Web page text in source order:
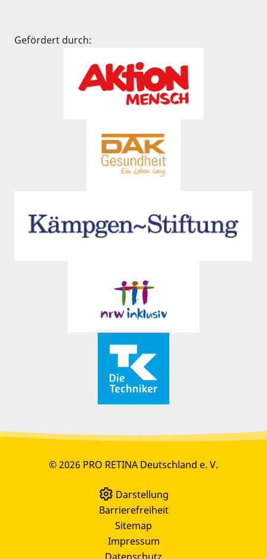
Gefördert durch:
© 2026 PRO RETINA Deutschland e. V.
Darstellung
Barrierefreiheit
Sitemap
Impressum
Datenschutz